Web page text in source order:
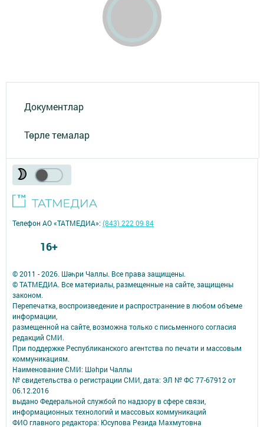
Документлар
Төрле темалар
© 2011 - 2026. Шәһри Чаллы. Все права защищены.
© ТАТМЕДИА. Все материалы, размещенные на сайте, защищены
законом.
Перепечатка, воспроизведение и распространение в любом объеме
информации,
размещенной на сайте, возможна только с письменного согласия
редакций СМИ.
При поддержке Республиканского агентства по печати и массовым
коммуникациям.
Наименование СМИ: Шəhри Чаллы
№ свидетельства о регистрации СМИ, дата: ЭЛ № ФС 77-67912 от
06.12.2016
выдано Федеральной службой по надзору в сфере связи,
информационных технологий и массовых коммуникаций
ФИО главного редактора: Юсупова Резида Махмутовна
Телефон АО «ТАТМЕДИА»:(843) 222 09 84
16+